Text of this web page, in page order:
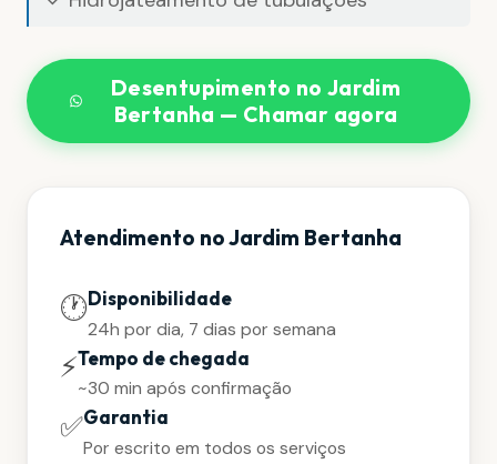
Desentupimento no Jardim
Bertanha — Chamar agora
Atendimento no Jardim Bertanha
🕐Disponibilidade
24h por dia, 7 dias por semana
⚡Tempo de chegada
~30 min após confirmação
✅Garantia
Por escrito em todos os serviços